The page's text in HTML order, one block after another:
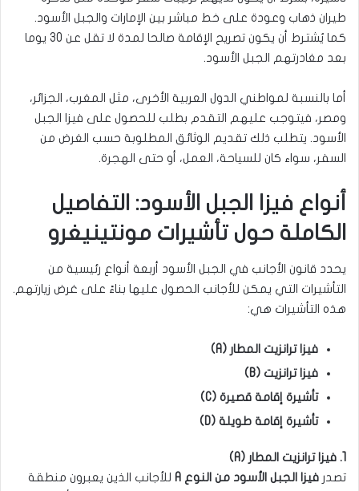
طيران ذهاب وعودة على خط مباشر بين الإمارات والجبل الأسود.
كما يُشترط أن يكون تصريح الإقامة صالحا لمدة لا تقل عن 30 يوما
بعد مغادرتهم الجبل الأسود.
أما بالنسبة لمواطني الدول العربية الأخرى، مثل المغرب، الجزائر،
ومصر، فيتوجب عليهم التقدم بطلب للحصول على فيزا الجبل
الأسود. يتطلب ذلك تقديم الوثائق المطلوبة حسب الغرض من
السفر، سواء كان للسياحة، العمل، أو حتى الهجرة.
أنواع فيزا الجبل الأسود: التفاصيل
الكاملة حول تأشيرات مونتينيغرو
يحدد قانون الأجانب في الجبل الأسود أربعة أنواع رئيسية من
التأشيرات التي يمكن للأجانب الحصول عليها بناءً على غرض زيارتهم.
هذه التأشيرات هي:
فيزا ترانزيت المطار (A)
فيزا ترانزيت (B)
تأشيرة إقامة قصيرة (C)
تأشيرة إقامة طويلة (D)
1. فيزا ترانزيت المطار (A)
تصدر فيزا الجبل الأسود من النوع A
للأجانب الذين يعبرون منطقة